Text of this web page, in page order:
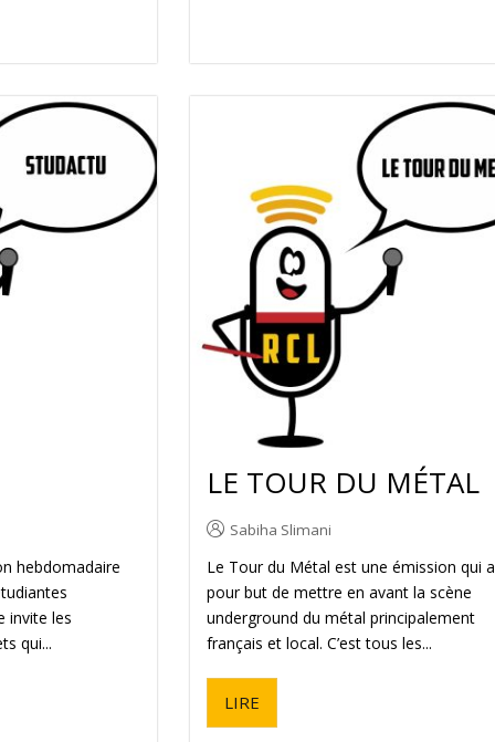
hebdomadaire
invite les
qui...
LE TOUR DU MÉTAL
Sabiha Slimani
Le Tour du Métal est une émission qui a
pour but de mettre en avant la scène
underground du métal principalement
français et local. C’est tous les...
LIRE